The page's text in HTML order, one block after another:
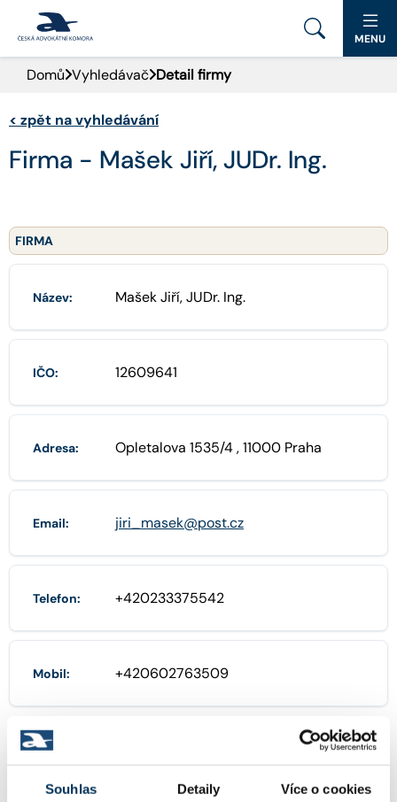
Souhlas Detaily Více o cookies
PORTÁL ČAK
DOMŮ
AKTUALITY
PRO VEŘEJNOST
ADVOKÁTNÍ DENÍK
MENU
Domů Vyhledávač Detail firmy
< zpět na vyhledávání
Firma - Mašek Jiří, JUDr. Ing.
FIRMA
Název: Mašek Jiří, JUDr. Ing.
IČO: 12609641
Adresa: Opletalova 1535/4 , 11000 Praha
Email: jiri_masek@post.cz
Telefon: +420233375542
Mobil: +420602763509
POBOČKY